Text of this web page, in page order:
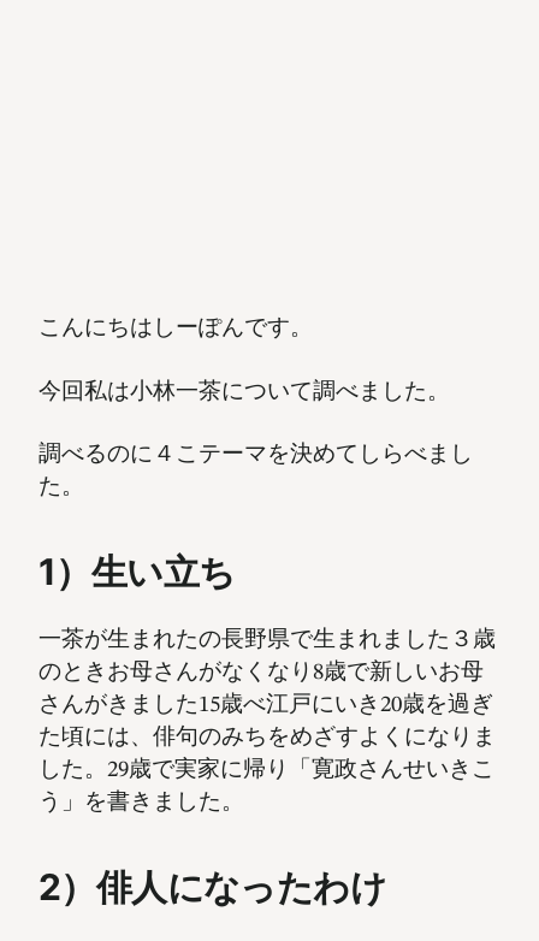
こんにちはしーぽんです。
今回私は小林一茶について調べました。
調べるのに４こテーマを決めてしらべまし
た。
1）生い立ち
一茶が生まれたの長野県で生まれました３歳
のときお母さんがなくなり8歳で新しいお母
さんがきました15歳べ江戸にいき20歳を過ぎ
た頃には、俳句のみちをめざすよくになりま
した。29歳で実家に帰り「寛政さんせいきこ
う」を書きました。
2）俳人になったわけ